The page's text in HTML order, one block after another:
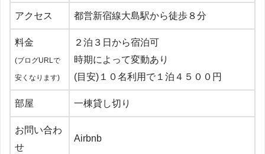
アクセス 都営新宿線大島駅から徒歩８分
料金
(ブログURLで
安くなります)
２泊３日から宿泊可
時期によって変動あり
(目安)１０名利用で１泊４５００円
部屋 一棟貸し切り
お問い合わ
せ
Airbnb